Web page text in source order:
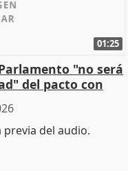
01:25
"no será
del pacto con